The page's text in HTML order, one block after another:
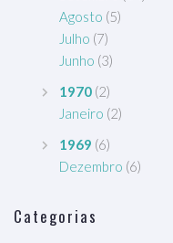
Agosto (5)
Julho (7)
Junho (3)
1970 (2)
Janeiro (2)
1969 (6)
Dezembro (6)
Categorias